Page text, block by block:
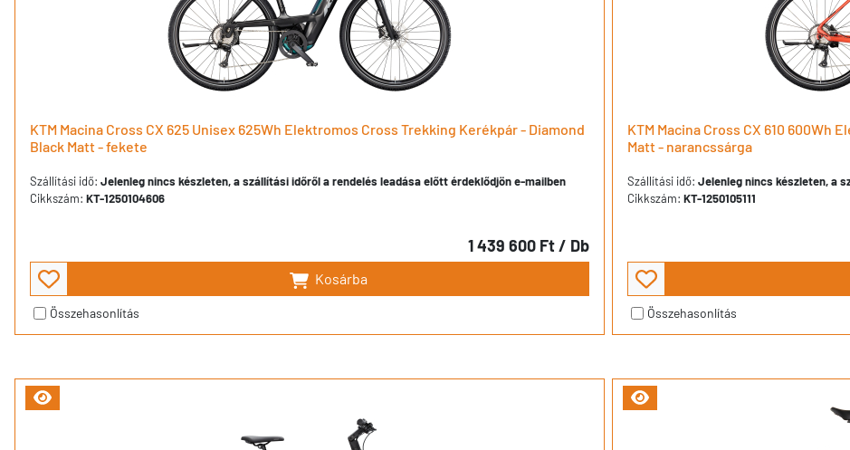
KTM Macina Cross CX 625 Unisex 625Wh Elektromos Cross Trekking Kerékpár - Diamond
Black Matt - fekete
Szállítási idő: Jelenleg nincs készleten, a szállítási időről a rendelés leadása előtt érdeklődjön e-mailben
Cikkszám: KT-1250104606
1 439 600 Ft/ Db
Kosárba
Összehasonlítás
KTM Macina Cross CX 610 600Wh
Matt - narancssárga
Szállítási idő: Jelenleg nincs készleten, a
Cikkszám: KT-1250105111
Összehasonlítás